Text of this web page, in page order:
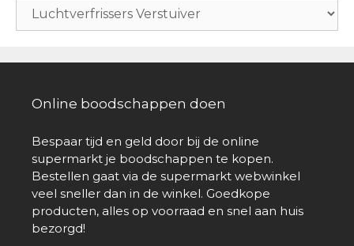
Online boodschappen doen
Bespaar tijd en geld door bij de online
supermarkt je boodschappen te kopen.
Bestellen gaat via de supermarkt webwinkel
veel sneller dan in de winkel. Goedkope
producten, alles op voorraad en snel aan huis
bezorgd!